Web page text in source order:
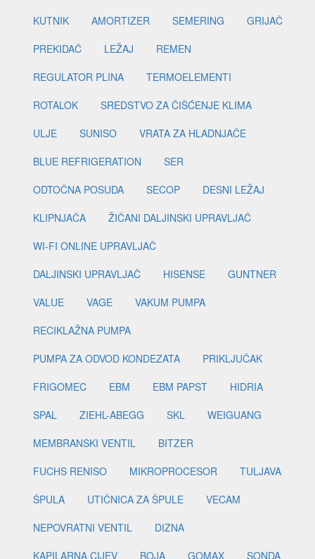
KUTNIK
AMORTIZER SEMERING
GRIJAČ
PREKIDAČ
LEŽAJ
REMEN
REGULATOR PLINA
TERMOELEMENTI
ROTALOK
SREDSTVO ZA ČIŠĆENJE KLIMA
ULJE
SUNISO
VRATA ZA HLADNJAČE
BLUE REFRIGERATION
SER
ODTOČNA POSUDA
SECOP
DESNI LEŽAJ
KLIPNJAČA
ŽIČANI DALJINSKI UPRAVLJAČ
WI-FI ONLINE UPRAVLJAČ
DALJINSKI UPRAVLJAČ
HISENSE
GUNTNER
VALUE
VAGE
VAKUM PUMPA
RECIKLAŽNA PUMPA
PUMPA ZA ODVOD KONDEZATA
PRIKLJUČAK
FRIGOMEC
EBM EBM PAPST
HIDRIA
SPAL
ZIEHL-ABEGG SKL
WEIGUANG
MEMBRANSKI VENTIL
BITZER
FUCHS RENISO
MIKROPROCESOR
TULJAVA
ŠPULA
UTIČNICA ZA ŠPULE
VECAM
NEPOVRATNI VENTIL
DIZNA
KAPILARNA CIJEV
BOJA GOMAX SONDA